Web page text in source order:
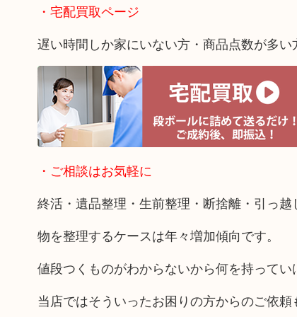
・宅配買取ページ
遅い時間しか家にいない方・商品点数が多い
・ご相談はお気軽に
終活・遺品整理・生前整理・断捨離・引っ越
物を整理するケースは年々増加傾向です。
値段つくものがわからないから何を持って
当店ではそういったお困りの方からのご依頼